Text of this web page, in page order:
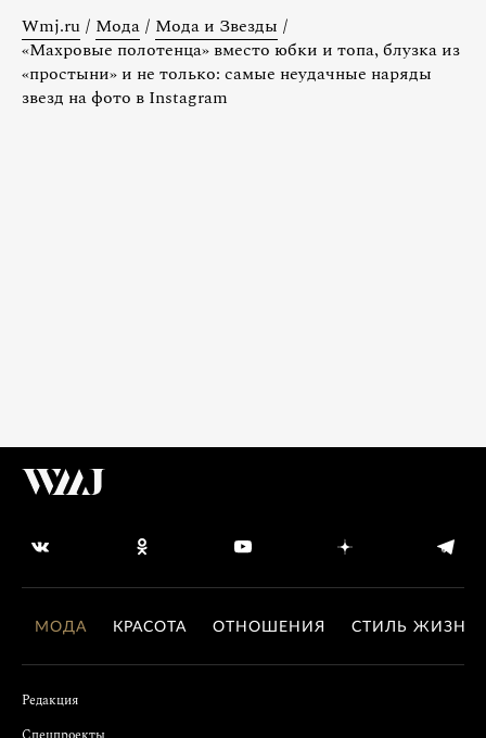
Wmj.ru / Мода / Мода и Звезды /
«Махровые полотенца» вместо юбки и топа, блузка из
«простыни» и не только: самые неудачные наряды
звезд на фото в Instagram
МОДА КРАСОТА ОТНОШЕНИЯ СТИЛЬ ЖИЗНИ
Редакция